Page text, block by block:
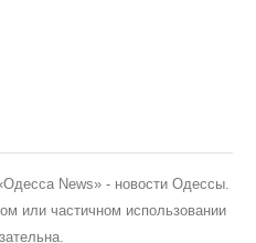
News» - новости Одессы.
или частичном использовании